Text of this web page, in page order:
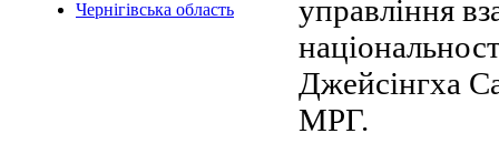
Чернігівська область
управління
Джейсінгха
МРГ.